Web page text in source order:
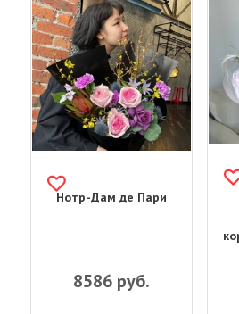
Нотр-Дам де Пари
8586 руб.